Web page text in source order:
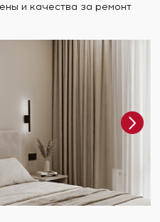
и качества за ремонт